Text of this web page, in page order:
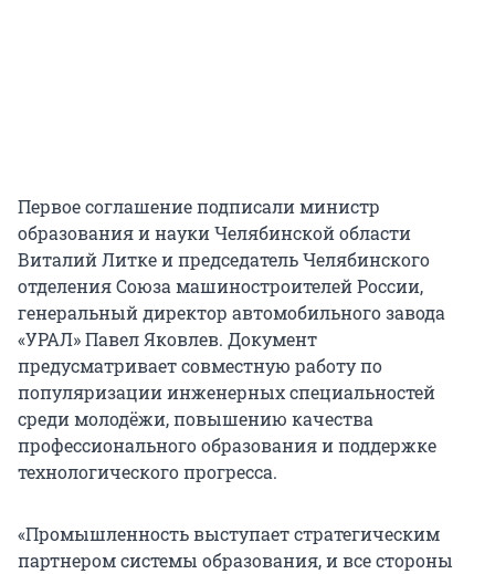
Первое соглашение подписали министр
образования и науки Челябинской области
Виталий Литке и председатель Челябинского
отделения Союза машиностроителей России,
генеральный директор автомобильного завода
«УРАЛ» Павел Яковлев. Документ
предусматривает совместную работу по
популяризации инженерных специальностей
среди молодёжи, повышению качества
профессионального образования и поддержке
технологического прогресса.
«Промышленность выступает стратегическим
партнером системы образования, и все стороны